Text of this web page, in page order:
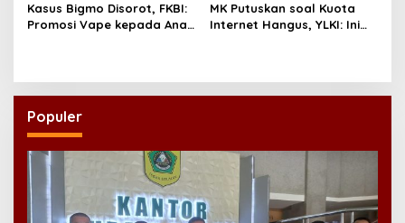
Kasus Bigmo Disorot, FKBI:
Promosi Vape kepada Anak
MK Putuskan soal Kuota
Internet Hangus, YLKI: Ini
Populer